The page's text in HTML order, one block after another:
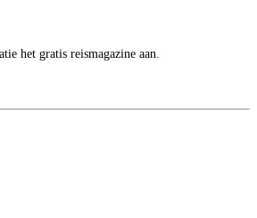
het gratis reismagazine aan.